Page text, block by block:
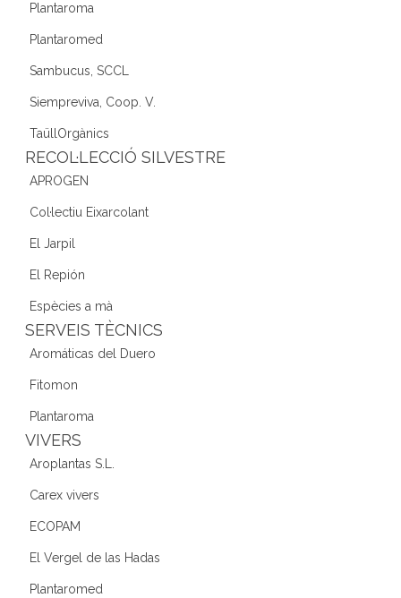
Plantaroma
Plantaromed
Sambucus, SCCL
Siempreviva, Coop. V.
TaüllOrgànics
RECOL·LECCIÓ SILVESTRE
APROGEN
Col·lectiu Eixarcolant
El Jarpil
El Repión
Espècies a mà
SERVEIS TÈCNICS
Aromáticas del Duero
Fitomon
Plantaroma
VIVERS
Aroplantas S.L.
Carex vivers
ECOPAM
El Vergel de las Hadas
Plantaromed